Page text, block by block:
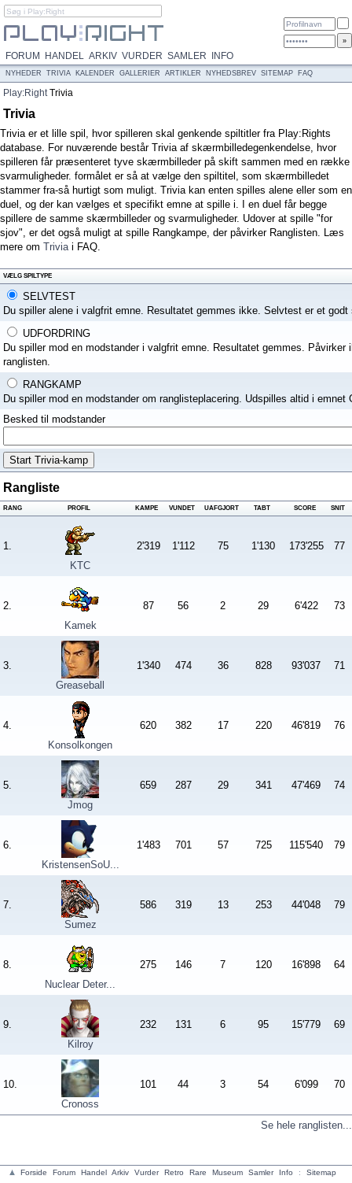
FORUM HANDEL ARKIV VURDER SAMLER INFO
NYHEDER TRIVIA KALENDER GALLERIER ARTIKLER NYHEDSBREV SITEMAP FAQ
Play:Right Trivia
Trivia
Trivia er et lille spil, hvor spilleren skal genkende spiltitler fra Play:Rights
database. For nuværende består Trivia af skærmbilledegenkendelse, hvor
spilleren får præsenteret tyve skærmbilleder på skift sammen med en række
svarmuligheder. formålet er så at vælge den spiltitel, som skærmbilledet
stammer fra-så hurtigt som muligt. Trivia kan enten spilles alene eller som en
duel, og der kan vælges et specifikt emne at spille i. I en duel får begge
spillere de samme skærmbilleder og svarmuligheder. Udover at spille "for
sjov", er det også muligt at spille Rangkampe, der påvirker Ranglisten. Læs
mere om Triviai FAQ.
VÆLG SPILTYPE
SELVTEST
Du spiller alene i valgfrit emne. Resultatet gemmes ikke. Selvtest er et
UDFORDRING
Du spiller mod en modstander i valgfrit emne. Resultatet gemmes. Påvirker
ranglisten.
RANGKAMP
Du spiller mod en modstander om ranglisteplacering. Udspilles altid i emnet
Besked til modstander
Rangliste
RANG PROFIL KAMPE VUNDET UAFGJORT TABT SCORE SNIT
1.
KTC
2'319 1'112 75 1'130 173'255 77
2.
Kamek
87 56 2 29 6'422 73
3.
Greaseball
1'340 474 36 828 93'037 71
4.
Konsolkongen
620 382 17 220 46'819 76
5.
Jmog
659 287 29 341 47'469 74
6.
KristensenSoU...
1'483 701 57 725 115'540 79
7.
Sumez
586 319 13 253 44'048 79
8.
Nuclear Deter...
275 146 7 120 16'898 64
9.
Kilroy
232 131 6 95 15'779 69
10.
Cronoss
101 44 3 54 6'099 70
Se hele ranglisten...
Forside Forum Handel Arkiv Vurder Retro Rare Museum Samler Info :
Sitemap